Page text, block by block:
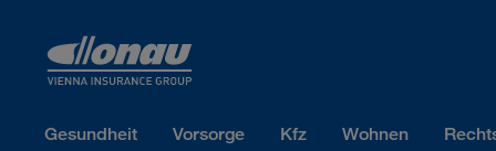
Gesundheit Vorsorge Kfz Wohnen